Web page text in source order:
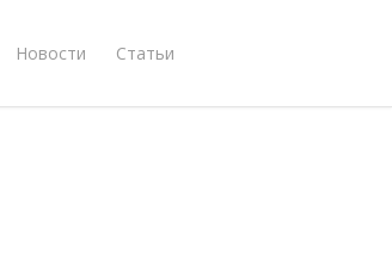
Новости Статьи